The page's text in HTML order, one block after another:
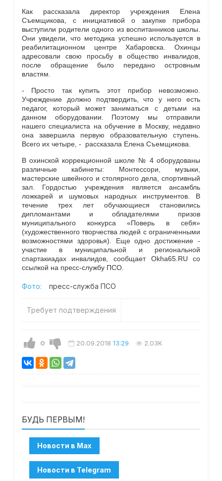
Как рассказала директор учреждения Елена
Съемщикова, с инициативой о закупке прибора
выступили родители одного из воспитанников школы.
Они увидели, что методика успешно используется в
реабилитационном центре Хабаровска. Охинцы
адресовали свою просьбу в общество инвалидов,
после обращение было передано островным
властям.
- Просто так купить этот прибор невозможно.
Учреждение должно подтвердить, что у него есть
педагог, который может заниматься с детьми на
данном оборудовании. Поэтому мы отправили
нашего специалиста на обучение в Москву, недавно
она завершила первую образовательную ступень.
Всего их четыре, - рассказала Елена Съемщикова.
В охинской коррекционной школе № 4 оборудованы
различные кабинеты: Монтессори, музыки,
мастерские швейного и столярного дела, спортивный
зал. Гордостью учреждения является ансамбль
ложкарей и шумовых народных инструментов. В
течение трех лет обучающиеся становились
дипломантами и обладателями призов
муниципального конкурса «Поверь в себя»
(художественного творчества людей с ограниченными
возможностями здоровья). Еще одно достижение -
участие в муниципальной и региональной
спартакиадах инвалидов, сообщает Okha65.RU со
ссылкой на пресс-службу ПСО.
Фото: пресс-служба ПСО
Требует подтверждения
0 20.09.2018 13:29 2.03K
БУДЬ ПЕРВЫМ!